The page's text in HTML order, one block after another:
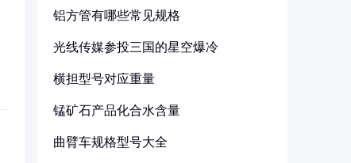
铝方管有哪些常见规格
光线传媒参投三国的星空爆冷
横担型号对应重量
锰矿石产品化合水含量
曲臂车规格型号大全